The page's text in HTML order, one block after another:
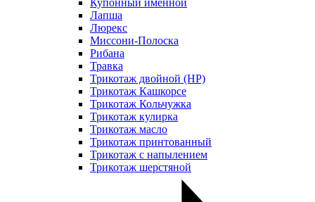
Купонный именной
Лапша
Люрекс
Миссони-Полоска
Рибана
Травка
Трикотаж двойной (НР)
Трикотаж Кашкорсе
Трикотаж Кольчужка
Трикотаж кулирка
Трикотаж масло
Трикотаж принтованный
Трикотаж с напылением
Трикотаж шерстяной